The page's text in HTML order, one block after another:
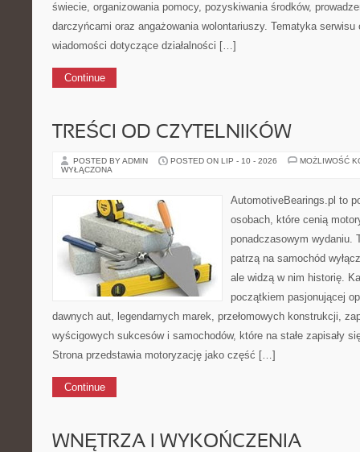
świecie, organizowania pomocy, pozyskiwania środków,
darczyńcami oraz angażowania wolontariuszy. Tematyka
wiadomości dotyczące działalności […]
Continue
TREŚCI OD CZYTELNIKÓW
POSTED BY ADMIN POSTED ON LIP - 10 - 2026
MOŻLIWOŚĆ
WYŁĄCZONA
AutomotiveBearings.pl to
osobach, które cenią
ponadczasowym wydaniu.
patrzą na samochód
ale widzą w nim historię.
początkiem pasjonującej
dawnych aut, legendarnych marek, przełomowych konstrukcji,
wyścigowych sukcesów i samochodów, które na stałe zapisały
Strona przedstawia motoryzację jako część […]
Continue
WNĘTRZA I WYKOŃCZENIA